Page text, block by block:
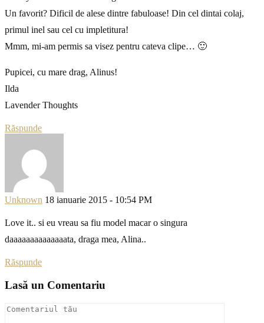
Un favorit? Dificil de alese dintre fabuloase! Din cel dintai colaj,
primul inel sau cel cu impletitura!
Mmm, mi-am permis sa visez pentru cateva clipe… 🙂
Pupicei, cu mare drag, Alinus!
Ilda
Lavender Thoughts
Răspunde
Unknown 18 ianuarie 2015 - 10:54 PM
Love it.. si eu vreau sa fiu model macar o singura
daaaaaaaaaaaaaata, draga mea, Alina..
Răspunde
Lasă un Comentariu